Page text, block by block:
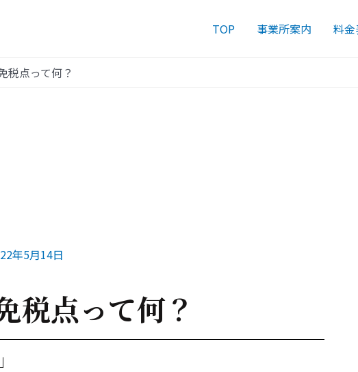
TOP 事業所案内 料
税点って何？
年5月14日
税点って何？